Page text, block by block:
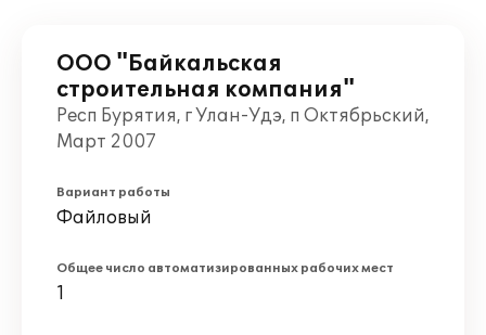
ООО "Байкальская
строительная компания"
Респ Бурятия, г Улан-Удэ, п Октябрьский,
Март 2007
Вариант работы
Файловый
Общее число автоматизированных рабочих мест
1